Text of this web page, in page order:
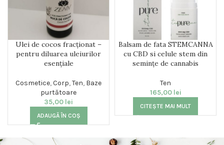
Ulei de cocos fracționat –
pentru diluarea uleiurilor
esențiale
Cosmetice,Corp,Ten, Baze
purtătoare
35,00 lei
ADAUGĂ ÎN COȘ
Balsam de fata STEMCANNA
cu CBD si celule stem din
semințe de cannabis
Ten
165,00 lei
CITEȘTE MAI MULT